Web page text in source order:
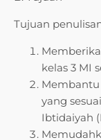
Tujuan
kelas 3 MI
yang
Ibtidaiyah